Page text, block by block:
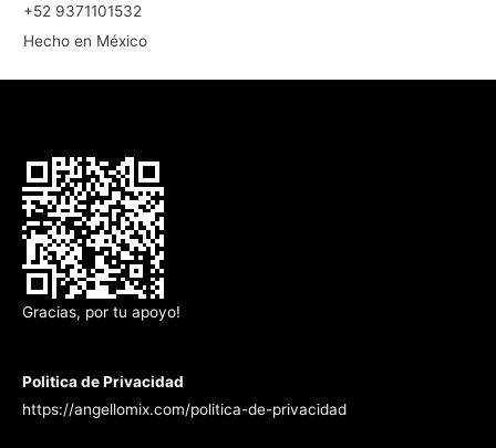
+52 9371101532
Hecho en México
Gracias, por tu apoyo!
Politica de Privacidad
https://angellomix.com/politica-de-privacidad